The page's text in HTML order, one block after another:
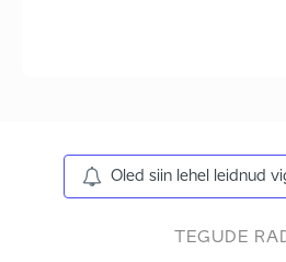
Oled siin lehel leidnud
TEGUDE